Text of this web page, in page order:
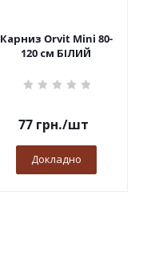
Карниз Orvit Mini 80-
120 см БІЛИЙ
77грн./шт
Докладно